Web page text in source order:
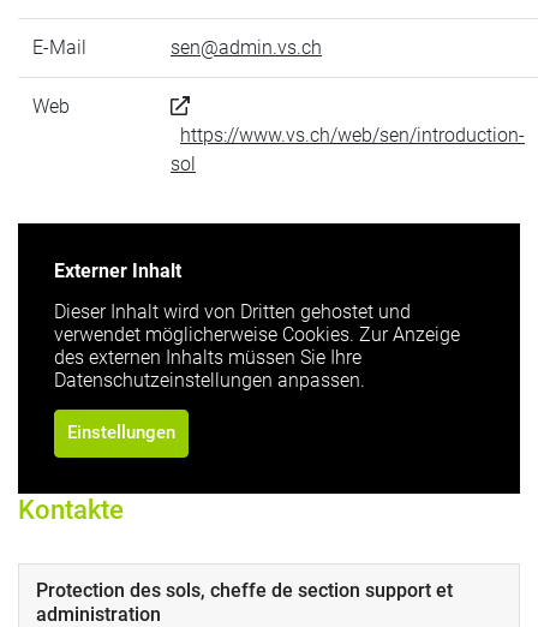
E-Mail sen@admin.vs.ch
Web
https://www.vs.ch/web/sen/introduction-
sol
Externer Inhalt
Dieser Inhalt wird von Dritten gehostet und
verwendet möglicherweise Cookies. Zur Anzeige
des externen Inhalts müssen Sie Ihre
Datenschutzeinstellungen anpassen.
Einstellungen
Kontakte
Protection des sols, cheffe de section support et
administration